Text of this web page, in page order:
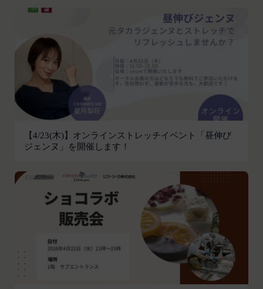
【4/23(木)】オンラインストレッチイベント「昼伸び
ジェンヌ」を開催します！
スなど、お客様が提供することを選択したその他の
あらゆる情報を取得する場合があります。
位置情報
お客様が、端末または携帯端末上で当社のサービス
を利用し、そこで位置情報を提供することを認めた
場合、当社は、お客様の位置情報を取得することが
あります。通常はお客様のブラウザや端末の設定に
より無効にすることができますが、無効にした場合
ことがあります。
に提供した情報および当社のサービスを提供してい
る第三者サービス提供者を通じて提供した情報を、
当社は取得・保管することがあります。お客様のサ
ービスご利用状況、他の利用者との交流に関する情
報も取得することがあります。
外部サービスとの連携により取得する情報
外部サービスでお客様が利用するIDおよびその他
外部サービスのプライバシー設定によりお客様が提
います。
第4条に規定する方法に従って、登録希望者が行う
本サービスの利用登録をいいます。
「登録情報」
登録希望者及び利用者が会員登録時に登録した当社
が定める情報、本サービス利用中に当社が必要と判
断して登録を求めた情報及びこれらの情報について
いいます。
「アカウント」
各会員が保有する、本サービスの利用に関する権利
の総体をいいます。
「パスワード」
登録情報と組み合わせて、会員とその他の者とを識
別するために用いられる符号をいいます。
「提携パートナー」
当社との間で締結する契約に基づき、本サービスと
提携するサービス（以下「提携サービス」といいま